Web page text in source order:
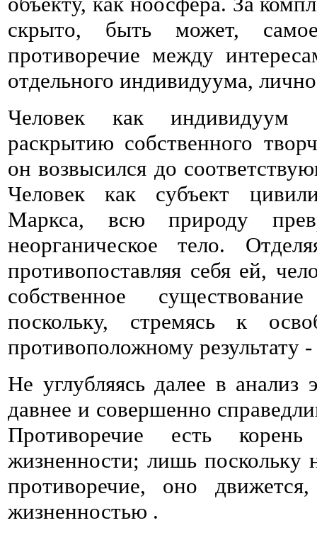
скрыто, быть может,
противоречие между
отдельного индивидуума,
Человек как индивидуум
раскрытию собственного
он возвысился до
Человек как субъект
Маркса, всю природу
неорганическое тело.
противопоставляя себя ей,
собственное
поскольку, стремясь к
противоположному результату
Не углубляясь далее в
давнее и совершенно
Противоречие есть
жизненности; лишь поскольку
противоречие, оно
жизненностью .